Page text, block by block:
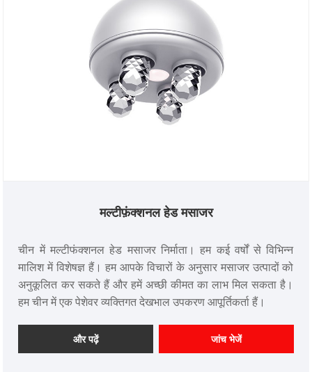
मल्टीफ़ंक्शनल हेड मसाजर
चीन में मल्टीफंक्शनल हेड मसाजर निर्माता। हम कई वर्षों से विभिन्न
मालिश में विशेषज्ञ हैं। हम आपके विचारों के अनुसार मसाजर उत्पादों को
अनुकूलित कर सकते हैं और हमें अच्छी कीमत का लाभ मिल सकता है।
हम चीन में एक पेशेवर व्यक्तिगत देखभाल उपकरण आपूर्तिकर्ता हैं।
और पढ़ें जांच भेजें